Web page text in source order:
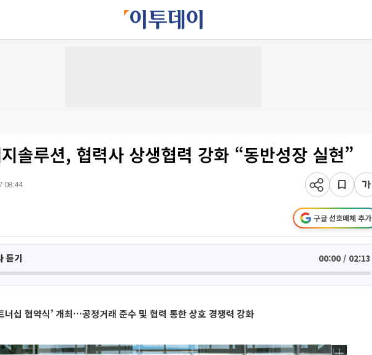
솔루션, 협력사 상생협력 강화 “동반성장 실현”
08:44
구글 선호매체 추가
듣기 00:00 / 02:13
너십 협약식’ 개최…공정거래 준수 및 협력 통한 상호 경쟁력 강화